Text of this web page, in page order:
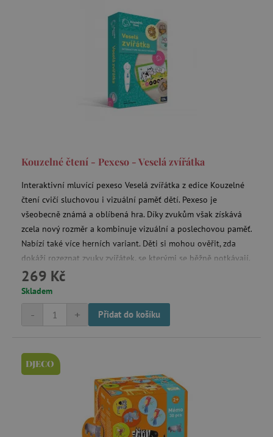
Kouzelné čtení - Pexeso - Veselá zvířátka
Interaktivní mluvící pexeso Veselá zvířátka z edice Kouzelné
čtení cvičí sluchovou i vizuální paměť dětí. Pexeso je
všeobecně známá a oblíbená hra. Díky zvukům však získává
zcela nový rozměr a kombinuje vizuální a poslechovou paměť.
Nabízí také více herních variant. Děti si mohou ověřit, zda
dokáží rozeznat zvuky zvířátek, se kterými se běžně potkávají.
269 Kč
Skladem
+
- Přidat do košíku
DJECO